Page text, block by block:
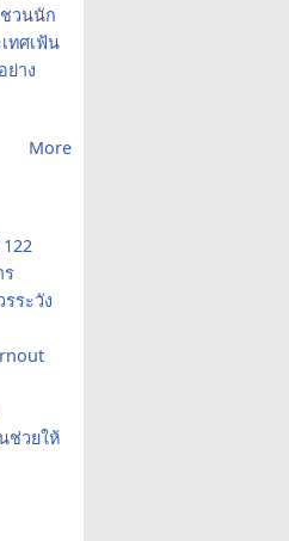
ชวนนัก
ทศเฟ้น
ย่าง
More
ร
ระวัง
ช่วยให้